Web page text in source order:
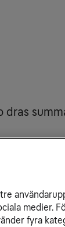
medier.
fyra